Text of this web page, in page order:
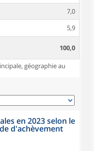
7,0
5,9
100,0
géographie au
en 2023 selon le
d'achèvement